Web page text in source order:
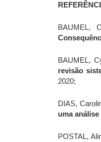
BAUMEL,
BAUMEL,
revisão
2020;
DIAS,
uma
POSTAL,